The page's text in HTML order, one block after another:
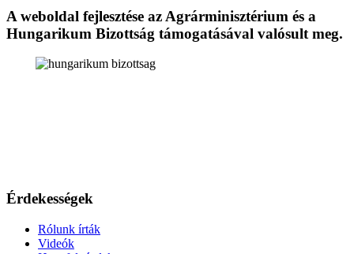
A weboldal fejlesztése az Agrárminisztérium és a
Hungarikum Bizottság támogatásával valósult meg.
Érdekességek
Rólunk írták
Videók